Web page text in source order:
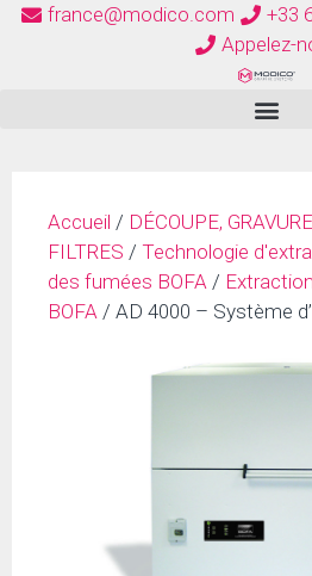
france@modico.com +33
Appelez-
Accueil / DÉCOUPE,
FILTRES / Technologie
des fumées BOFA /
BOFA / AD 4000 – Système